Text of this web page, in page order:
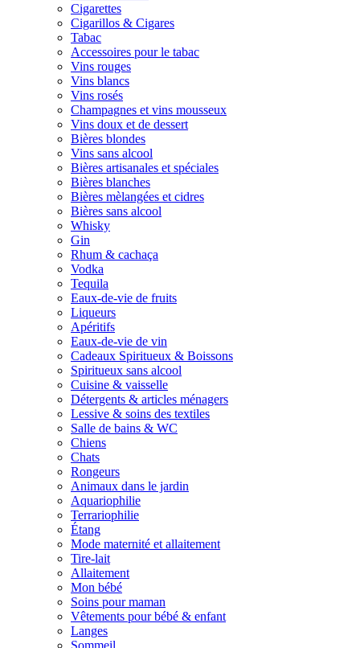
Cigarettes
Cigarillos & Cigares
Tabac
Accessoires pour le tabac
Vins rouges
Vins blancs
Vins rosés
Champagnes et vins mousseux
Vins doux et de dessert
Bières blondes
Vins sans alcool
Bières artisanales et spéciales
Bières blanches
Bières mèlangées et cidres
Bières sans alcool
Whisky
Gin
Rhum & cachaça
Vodka
Tequila
Eaux-de-vie de fruits
Liqueurs
Apéritifs
Eaux-de-vie de vin
Cadeaux Spiritueux & Boissons
Spiritueux sans alcool
Cuisine & vaisselle
Détergents & articles ménagers
Lessive & soins des textiles
Salle de bains & WC
Chiens
Chats
Rongeurs
Animaux dans le jardin
Aquariophilie
Terrariophilie
Étang
Mode maternité et allaitement
Tire-lait
Allaitement
Mon bébé
Soins pour maman
Vêtements pour bébé & enfant
Langes
Sommeil